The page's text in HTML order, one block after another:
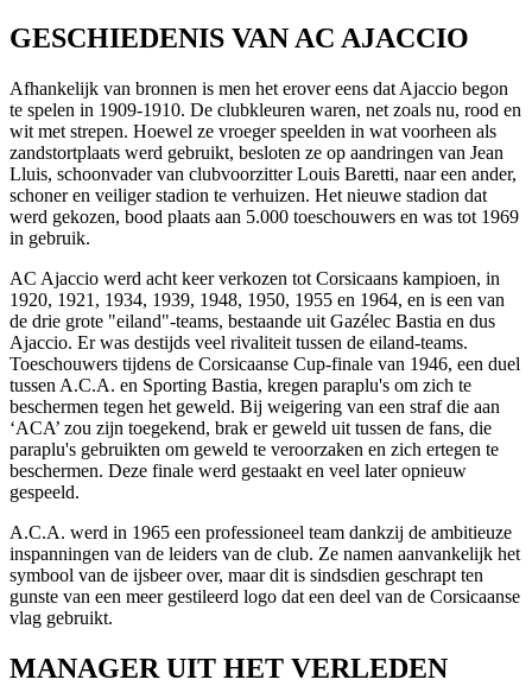
GESCHIEDENIS VAN AC AJACCIO
Afhankelijk van bronnen is men het erover eens dat Ajaccio begon
te spelen in 1909-1910. De clubkleuren waren, net zoals nu, rood en
wit met strepen. Hoewel ze vroeger speelden in wat voorheen als
zandstortplaats werd gebruikt, besloten ze op aandringen van Jean
Lluis, schoonvader van clubvoorzitter Louis Baretti, naar een ander,
schoner en veiliger stadion te verhuizen. Het nieuwe stadion dat
werd gekozen, bood plaats aan 5.000 toeschouwers en was tot 1969
in gebruik.
AC Ajaccio werd acht keer verkozen tot Corsicaans kampioen, in
1920, 1921, 1934, 1939, 1948, 1950, 1955 en 1964, en is een van
de drie grote "eiland"-teams, bestaande uit Gazélec Bastia en dus
Ajaccio. Er was destijds veel rivaliteit tussen de eiland-teams.
Toeschouwers tijdens de Corsicaanse Cup-finale van 1946, een duel
tussen A.C.A. en Sporting Bastia, kregen paraplu's om zich te
beschermen tegen het geweld. Bij weigering van een straf die aan
‘ACA’ zou zijn toegekend, brak er geweld uit tussen de fans, die
paraplu's gebruikten om geweld te veroorzaken en zich ertegen te
beschermen. Deze finale werd gestaakt en veel later opnieuw
gespeeld.
A.C.A. werd in 1965 een professioneel team dankzij de ambitieuze
inspanningen van de leiders van de club. Ze namen aanvankelijk het
symbool van de ijsbeer over, maar dit is sindsdien geschrapt ten
gunste van een meer gestileerd logo dat een deel van de Corsicaanse
vlag gebruikt.
MANAGER UIT HET VERLEDEN